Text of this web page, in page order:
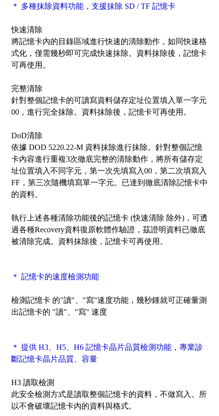
＊ 多種抹除資料功能，支援抹除 SD / TF 記憶卡
快速清除
將記憶卡內的目錄區域進行快速的清除動作，如同快速格
式化，僅需幾秒即可完成快速抹除。資料抹除後，記憶卡
可再使用。
完整清除
針對整個記憶卡的可讀寫資料儲存定址位置填入單一字元
00，進行完全抹除。資料抹除後，記憶卡可再使用。
DoD清除
依據 DOD 5220.22-M 資料抹除進行抹除。針對整個記憶
卡內容進行重複3次徹底完整的清除動作，將所有儲存定
址位置填入不同字元，第一次先填寫入00，第二次填寫入
FF，第三次隨機填寫單一字元。已達到徹底清除記憶卡中
的資料。
執行上述各種清除功能後的記憶卡 (快速清除 除外)，可透
過各種Recovery資料復原軟體作驗證，茲證明資料已徹底
被清除完成。資料抹除後，記憶卡可再使用。
＊ 記憶卡的速度檢測功能
檢測記憶卡 的"讀"、"寫"速度功能，幾秒鍾就可正確量測
出記憶卡的 "讀"、"寫" 速度
＊ 提供 H3、H5、H6 記憶卡晶片品質檢測功能，專業診
斷記憶卡晶片品質、容量
H3 讀取檢測
此安全檢測方式是讀取整個記憶卡的資料，不做寫入。所
以不會破壞記憶卡內的資料與格式。